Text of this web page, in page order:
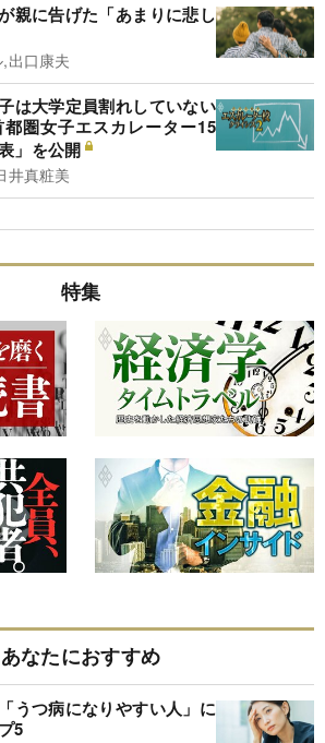
親に告げた「あまりに悲し
出口康夫
は大学定員割れしていない
圏女子エスカレーター15
」を公開
井真粧美
特集
あなたにおすすめ
うつ病になりやすい人」に
5